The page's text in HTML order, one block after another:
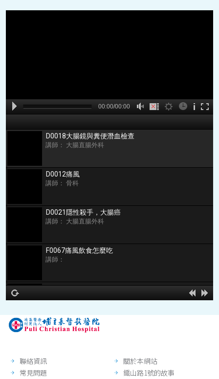
D0018大腸鏡與糞便潛血檢查
講師： 大腸直腸外科
D0012痛風
講師： 骨科
D0021隱性殺手，大腸癌
講師： 大腸直腸外科
F0067痛風飲食怎麼吃
講師：
D0007腸躁症與大腸癌
00:00 00:00
A 00:00/00:00
聯絡資訊
常見問題
關於本網站
鐵山路1號的故事